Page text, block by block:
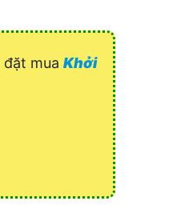
mua Khởi